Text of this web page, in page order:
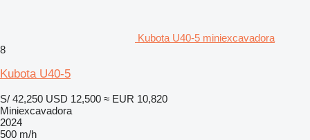
Kubota U40-5 miniexcavadora
8
Kubota U40-5
S/ 42,250 USD 12,500 ≈ EUR 10,820
Miniexcavadora
2024
500 m/h